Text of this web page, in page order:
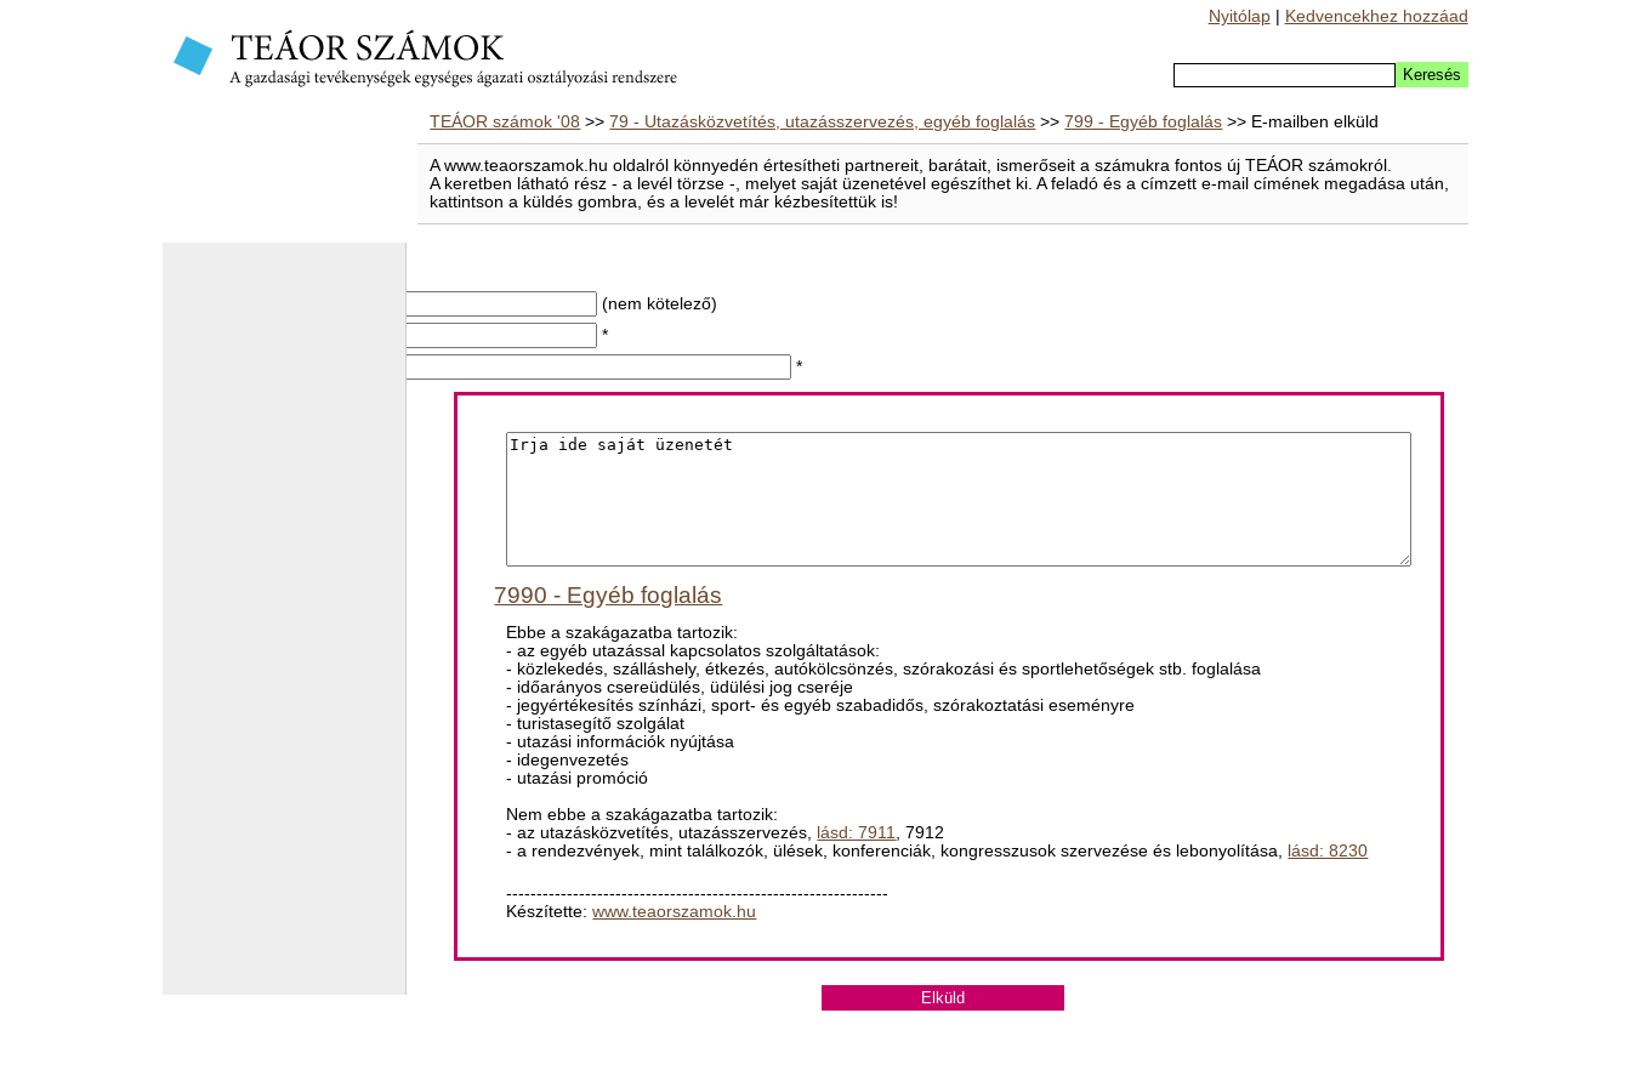
Nyitólap| Kedvencekhez hozzáad
TEÁOR számok '08 >>79 - Utazásközvetítés, utazásszervezés, egyéb foglalás >>799 - Egyéb foglalás >> E-mailben elküld
A www.teaorszamok.hu oldalról könnyedén értesítheti partnereit, barátait, ismerőseit a számukra fontos új TEÁOR számokról.
A keretben látható rész - a levél törzse -, melyet saját üzenetével egészíthet ki. A feladó és a címzett e-mail címének megadása után,
kattintson a küldés gombra, és a levelét már kézbesítettük is!
(nem kötelező)
*
*
7990 - Egyéb foglalás
Ebbe a szakágazatba tartozik:
- az egyéb utazással kapcsolatos szolgáltatások:
- közlekedés, szálláshely, étkezés, autókölcsönzés, szórakozási és sportlehetőségek stb. foglalása
- időarányos csereüdülés, üdülési jog cseréje
- jegyértékesítés színházi, sport- és egyéb szabadidős, szórakoztatási eseményre
- turistasegítő szolgálat
- utazási információk nyújtása
- idegenvezetés
- utazási promóció
Nem ebbe a szakágazatba tartozik:
- az utazásközvetítés, utazásszervezés, lásd: 7911, 7912
- a rendezvények, mint találkozók, ülések, konferenciák, kongresszusok szervezése és lebonyolítása, lásd: 8230
---------------------------------------------------------------
Készítette:www.teaorszamok.hu